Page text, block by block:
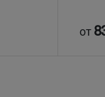
от